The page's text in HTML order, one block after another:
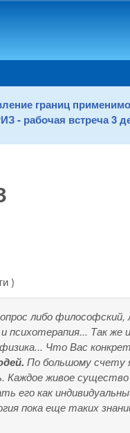
границ
- рабочая встреча 3
)
либо
психотерапия... Так
Что Вас
По большому счету
живое существо
как
пока еще таких